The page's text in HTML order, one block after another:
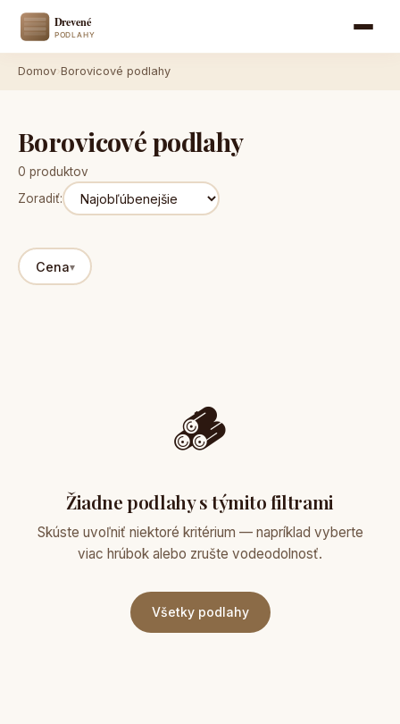
Domov Borovicové podlahy
Borovicové podlahy
0 produktov
Zoradiť:
Cena
🪵
Žiadne podlahy s týmito filtrami
Skúste uvoľniť niektoré kritérium — napríklad vyberte
viac hrúbok alebo zrušte vodeodolnosť.
Všetky podlahy